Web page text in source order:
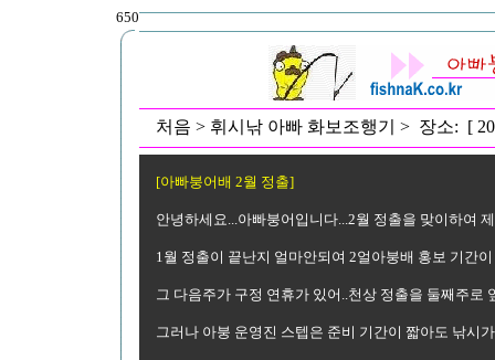
650
처음 > 휘시낚 아빠 화보조행기 > 장소: [
[아빠붕어배 2월 정출]
안녕하세요...아빠붕어입니다...2월 정출을 맞이하여
1월 정출이 끝난지 얼마안되여 2얼아붕배 홍보 기간
그 다음주가 구정 연휴가 있어..천상 정출을 둘째주로
그러나 아붕 운영진 스텝은 준비 기간이 짧아도 낚시